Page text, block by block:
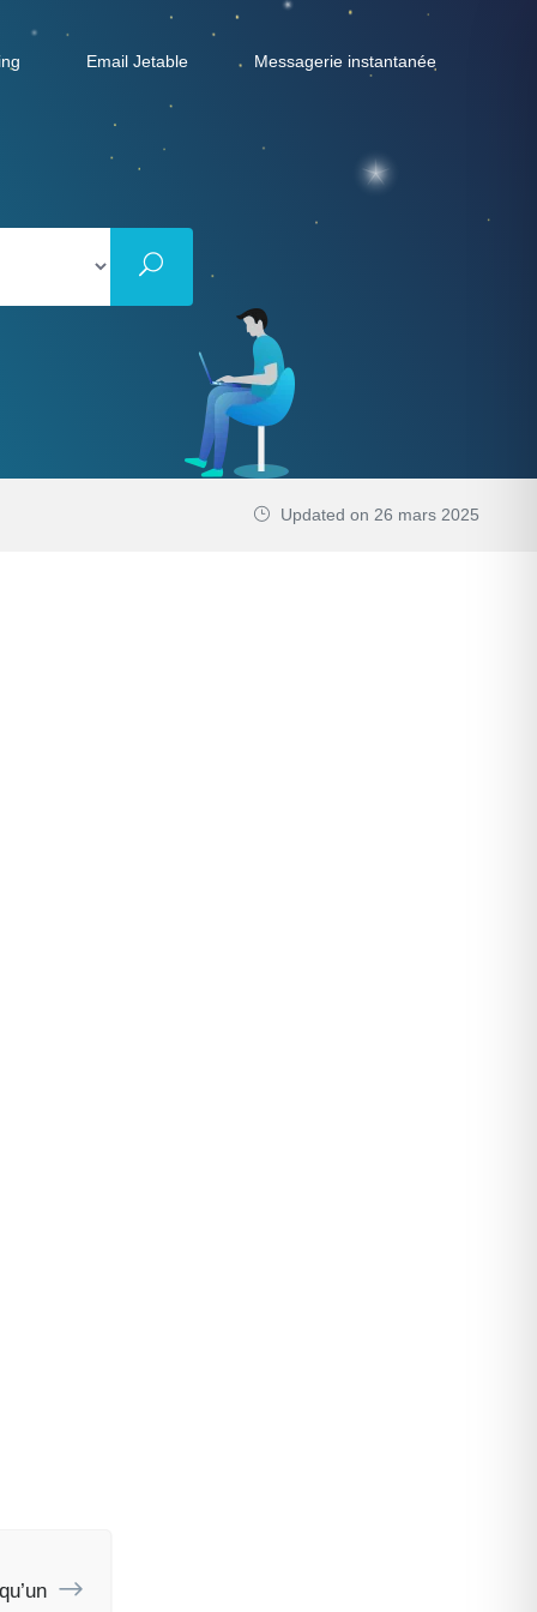
Email Jetable Messagerie instantanée
Updated on 26 mars 2025